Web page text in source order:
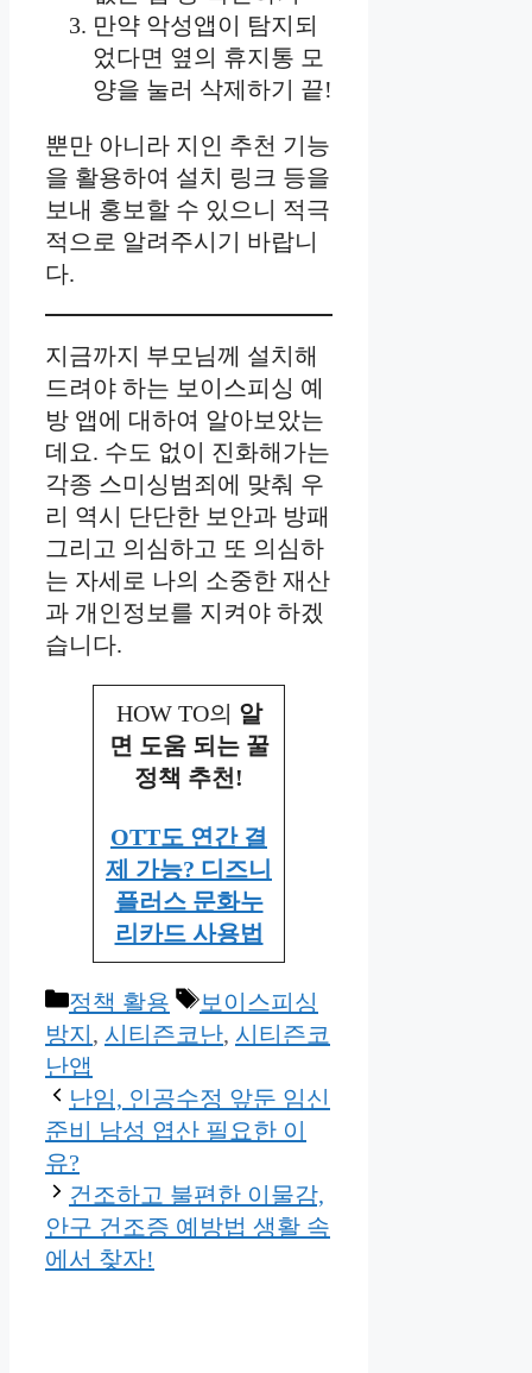
만약 악성앱이 탐지되
었다면 옆의 휴지통 모
양을 눌러 삭제하기 끝!
뿐만 아니라 지인 추천 기능
을 활용하여 설치 링크 등을
보내 홍보할 수 있으니 적극
적으로 알려주시기 바랍니
다.
지금까지 부모님께 설치해
드려야 하는 보이스피싱 예
방 앱에 대하여 알아보았는
데요. 수도 없이 진화해가는
각종 스미싱범죄에 맞춰 우
리 역시 단단한 보안과 방패
그리고 의심하고 또 의심하
는 자세로 나의 소중한 재산
과 개인정보를 지켜야 하겠
습니다.
HOW TO의 알
면 도움 되는 꿀
정책 추천!
OTT도 연간 결
제 가능? 디즈니
플러스 문화누
리카드 사용법
Categories
정책 활용 Tags
보이스피싱
방지 , 시티즌코난, 시티즌코
난앱
난임, 인공수정 앞둔 임신
준비 남성 엽산 필요한 이
유?
건조하고 불편한 이물감,
안구 건조증 예방법 생활 속
에서 찾자!